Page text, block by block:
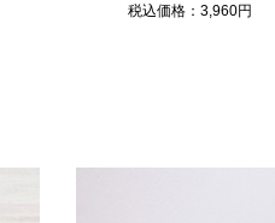
税込価格：3,960円